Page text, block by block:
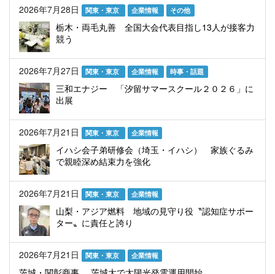
2026年7月28日 関東・東京 企業情報 その他
栃木・両毛丸善 全国大会代表目指し13人が接客力
競う
2026年7月27日 関東・東京 企業情報 時事・話題
三和エナジー 「汐留サマースクール２０２６」に
出展
2026年7月21日 関東・東京 企業情報
イハシ会子弟研修会（埼玉・イハシ） 家族ぐるみ
で親睦深め結束力を強化
2026年7月21日 関東・東京 企業情報
山梨・アジア燃料 地域の見守り役〝認知症サポー
ター〟に責任と誇り
2026年7月21日 関東・東京 企業情報